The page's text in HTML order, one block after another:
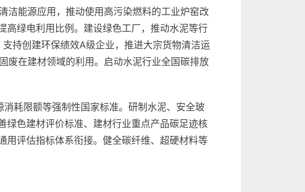
洁能源应用，推动使用高污染燃料的工业炉窑改
高绿电利用比例。建设绿色工厂，推动水泥等行
持创建环保绩效A级企业，推进大宗货物清洁运
废在建材领域的利用。启动水泥行业全国碳排放
耗限额等强制性国家标准。研制水泥、安全玻
绿色建材评价标准、建材行业重点产品碳足迹核
用评估指标体系衔接。健全碳纤维、超硬材料等